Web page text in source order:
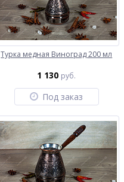
Турка медная Виноград 200 мл
1 130 руб.
Под заказ